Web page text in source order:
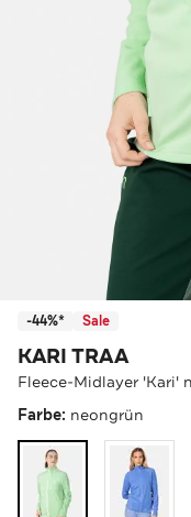
-44%* Sale
KARI TRAA
Fleece-Midlayer 'Kari'
Farbe: neongrün